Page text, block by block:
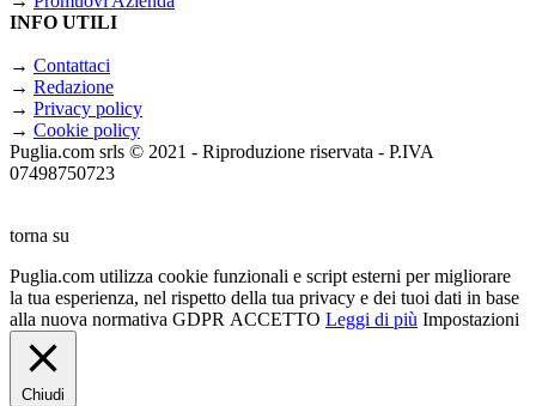
INFO UTILI
→ Contattaci
→ Redazione
→ Privacy policy
→ Cookie policy
Puglia.com srls © 2021 - Riproduzione riservata - P.IVA
07498750723
torna su
Puglia.com utilizza cookie funzionali e script esterni per migliorare
la tua esperienza, nel rispetto della tua privacy e dei tuoi dati in base
alla nuova normativa GDPR ACCETTO Leggi di più Impostazioni
Chiudi